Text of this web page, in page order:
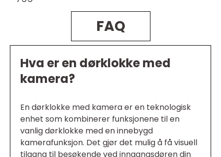
FAQ
Hva er en dørklokke med
kamera?
En dørklokke med kamera er en teknologisk
enhet som kombinerer funksjonene til en
vanlig dørklokke med en innebygd
kamerafunksjon. Det gjør det mulig å få visuell
tilgang til besøkende ved inngangsdøren din